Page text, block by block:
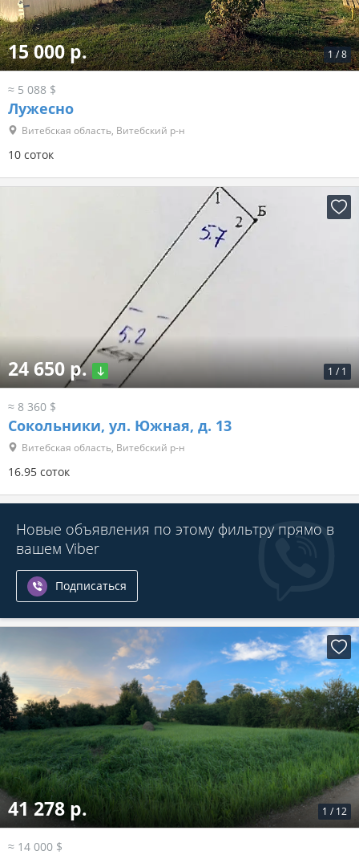
1 /8
15 000 р.
≈ 5 088 $
Лужесно
Витебская область, Витебский р-н
10 соток
1 / 1
24 650 р.
≈ 8 360 $
Сокольники, ул. Южная, д. 13
Витебская область, Витебский р-н
16.95 соток
Новые объявления по этому фильтру прямо в
вашем Viber
Подписаться
1 / 12
41 278 р.
≈ 14 000 $